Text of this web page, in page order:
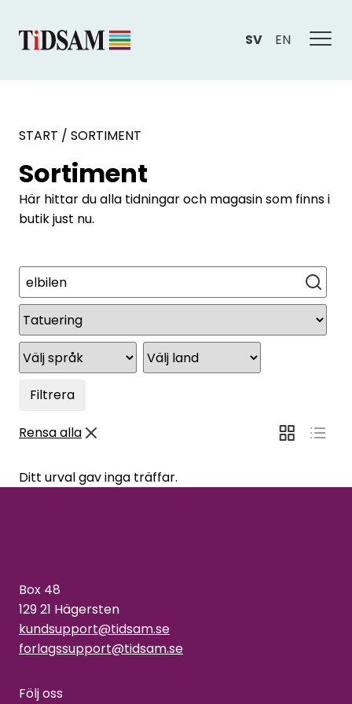
SV EN
START / SORTIMENT
Sortiment
Här hittar du alla tidningar och magasin som finns i
butik just nu.
Sök
Filtrera
Rensa alla
Ditt urval gav inga träffar.
Box 48
129 21 Hägersten
kundsupport@tidsam.se
forlagssupport@tidsam.se
Följ oss